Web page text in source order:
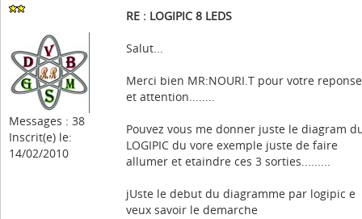
Messages : 38
Inscrit(e) le:
14/02/2010
RE : LOGIPIC 8 LEDS
Salut...
Merci bien MR:NOURI.T pour votre
et attention........
Pouvez vous me donner juste le diagram
LOGIPIC du vore exemple juste de faire
allumer et etaindre ces 3 sorties.........
jUste le debut du diagramme par logipic e
veux savoir le demarche